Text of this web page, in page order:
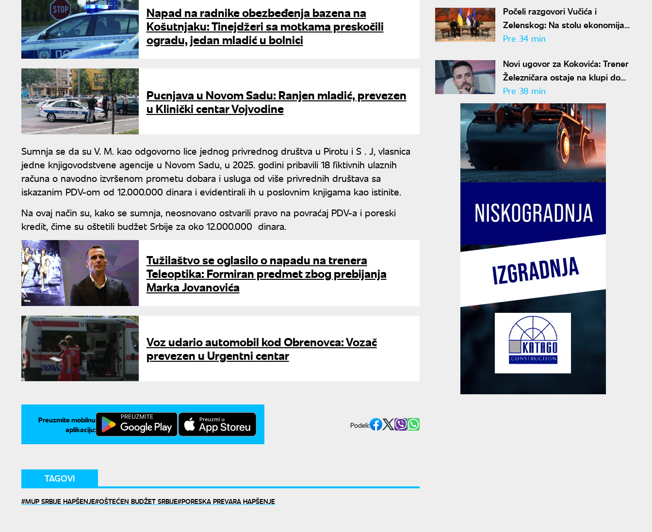
Napad na radnike obezbeđenja bazena na
Košutnjaku: Tinejdžeri sa motkama preskočili
ogradu, jedan mladić u bolnici
Pucnjava u Novom Sadu: Ranjen mladić, prevezen
u Klinički centar Vojvodine
Sumnja se da su V. M. kao odgovorno lice jednog privrednog društva u Pirotu i S . J, vlasnica
jedne knjigovodstvene agencije u Novom Sadu, u 2025. godini pribavili 18 fiktivnih ulaznih
računa o navodno izvršenom prometu dobara i usluga od više privrednih društava sa
iskazanim PDV-om od 12.000.000 dinara i evidentirali ih u poslovnim knjigama kao istinite.
Na ovaj način su, kako se sumnja, neosnovano ostvarili pravo na povraćaj PDV-a i poreski
kredit, čime su oštetili budžet Srbije za oko 12.000.000 dinara.
Tužilaštvo se oglasilo o napadu na trenera
Teleoptika: Formiran predmet zbog prebijanja
Marka Jovanovića
Voz udario automobil kod Obrenovca: Vozač
prevezen u Urgentni centar
Preuzmite mobilnu
aplikaciju:
Podeli:
TAGOVI
MUP SRBIJE HAPŠENJE OŠTEĆEN BUDŽET SRBIJE PORESKA PREVARA HAPŠENJE
Počeli razgovori Vučića i
Zelenskog: Na stolu ekonomija,
trgovina, energetika i evropski
Pre 34 min
Novi ugovor za Kokovića: Trener
Železničara ostaje na klupi do
2028. godine
Pre 38 min